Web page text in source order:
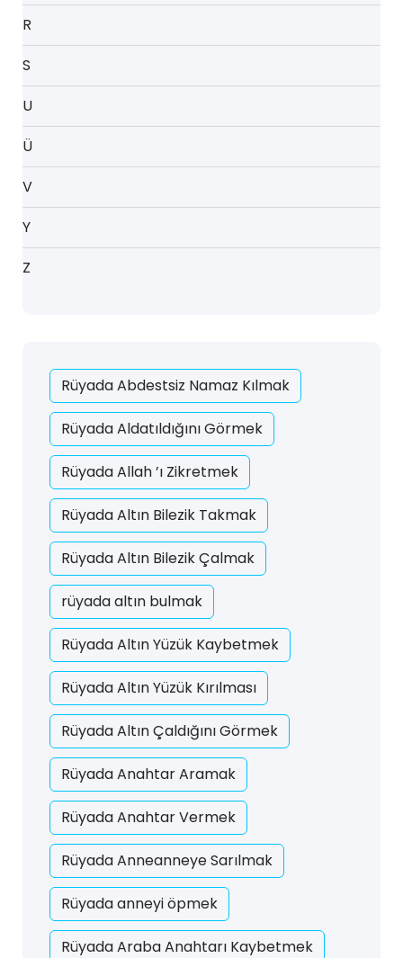
R
S
U
Ü
V
Y
Z
Rüyada Abdestsiz Namaz Kılmak
Rüyada Aldatıldığını Görmek
Rüyada Allah ’ı Zikretmek
Rüyada Altın Bilezik Takmak
Rüyada Altın Bilezik Çalmak
rüyada altın bulmak
Rüyada Altın Yüzük Kaybetmek
Rüyada Altın Yüzük Kırılması
Rüyada Altın Çaldığını Görmek
Rüyada Anahtar Aramak
Rüyada Anahtar Vermek
Rüyada Anneanneye Sarılmak
Rüyada anneyi öpmek
Rüyada Araba Anahtarı Kaybetmek